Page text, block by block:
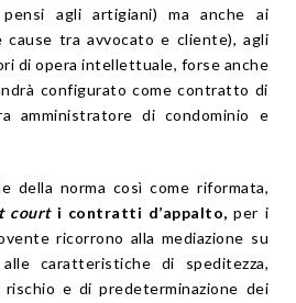
agli artigiani) ma anche ai
tra avvocato e cliente), agli
di opera intellettuale, forse anche
configurato come contratto di
amministratore di condominio e
norma così come riformata,
courti contratti d’appalto, per i
ricorrono alla mediazione su
caratteristiche di speditezza,
rischio e di predeterminazione dei